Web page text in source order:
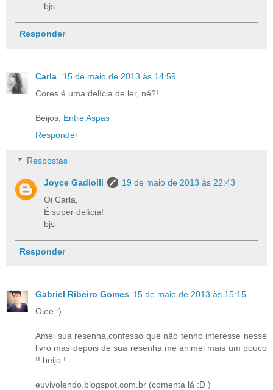
bjs
Responder
Carla
15 de maio de 2013 às 14:59
Cores é uma delícia de ler, né?!
Beijos, Entre Aspas
Responder
Respostas
Joyce Gadiolli
19 de maio de 2013 às 22:43
Oi Carla,
É super delícia!
bjs
Responder
Gabriel Ribeiro Gomes 15 de maio de 2013 às 15:15
Oiee :)
Amei sua resenha,confesso que não tenho interesse nesse
livro mas depois de sua resenha me animei mais um pouco
!! beijo !
euvivolendo.blogspot.com.br (comenta lá :D )